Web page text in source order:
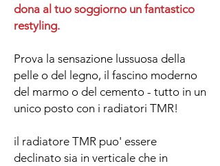
dona al tuo soggiorno un fantastico
restyling.
Prova la sensazione lussuosa della
pelle o del legno, il fascino moderno
del marmo o del cemento - tutto in un
unico posto con i radiatori TMR!
il radiatore TMR puo' essere
declinato sia in verticale che in